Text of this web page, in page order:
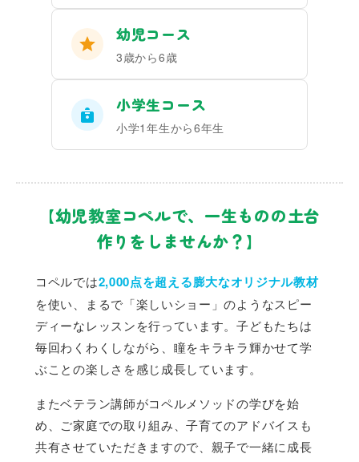
幼児コース
3歳から6歳
小学生コース
小学1年生から6年生
【幼児教室コペルで、一生ものの土台
作りをしませんか？】
コペルでは2,000点を超える膨大なオリジナル教材
を使い、まるで「楽しいショー」のようなスピー
ディーなレッスンを行っています。子どもたちは
毎回わくわくしながら、瞳をキラキラ輝かせて学
ぶことの楽しさを感じ成長しています。
またベテラン講師がコペルメソッドの学びを始
め、ご家庭での取り組み、子育てのアドバイスも
共有させていただきますので、親子で一緒に成長